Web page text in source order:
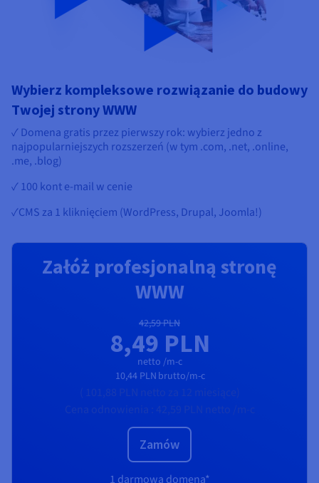
Wybierz kompleksowe rozwiązanie do budowy
Twojej strony WWW
✓ Domena gratis przez pierwszy rok: wybierz jedno z
najpopularniejszych rozszerzeń (w tym .com, .net, .online,
.me, .blog)
✓ 100 kont e-mail w cenie
✓CMS za 1 kliknięciem (WordPress, Drupal, Joomla!)
Załóż profesjonalną stronę
WWW
42,59 PLN
8,49 PLN
netto /m-c
10,44 PLN brutto/m-c
Zamów
1 darmowa domena*